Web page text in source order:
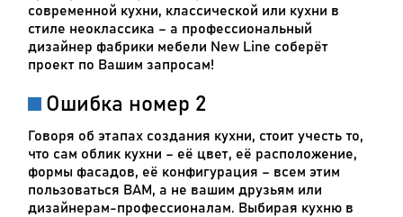
современной кухни, классической или кухни в
стиле неоклассика – а профессиональный
дизайнер фабрики мебели New Line соберёт
проект по Вашим запросам!
Ошибка номер 2
Говоря об этапах создания кухни, стоит учесть то,
что сам облик кухни – её цвет, её расположение,
формы фасадов, её конфигурация – всем этим
пользоваться ВАМ, а не вашим друзьям или
дизайнерам-профессионалам. Выбирая кухню в